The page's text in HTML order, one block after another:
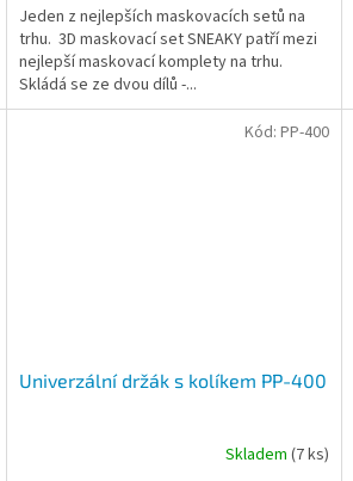
Jeden z nejlepších maskovacích setů na
trhu. 3D maskovací set SNEAKY patří mezi
nejlepší maskovací komplety na trhu.
Skládá se ze dvou dílů -...
Univerzální držák s kolíkem PP-400
Skladem (7 ks)
Kód: PP-400